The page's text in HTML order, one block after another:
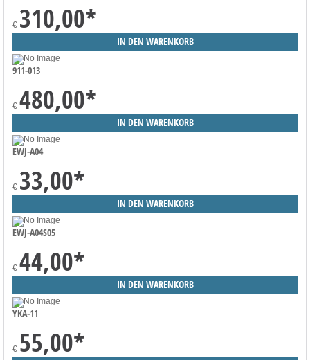
€ 310,00*
911-013
€ 480,00*
EWJ-A04
€ 33,00*
EWJ-A04S05
€ 44,00*
YKA-11
€ 55,00*